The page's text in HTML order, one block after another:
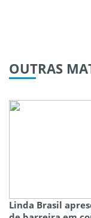
OUTRAS
Linda Brasil